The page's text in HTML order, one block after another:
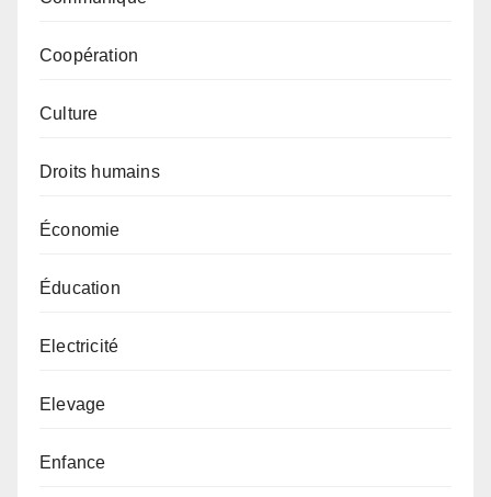
Coopération
Culture
Droits humains
Économie
Éducation
Electricité
Elevage
Enfance